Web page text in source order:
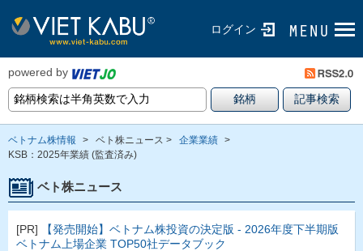
ログイン
powered by
ベトナム株情報 > ベト株ニュース > 企業業績 >
KSB：2025年業績 (監査済み)
ベト株ニュース
[PR]
【発売開始】ベトナム株投資の決定版 - 2026年度下半期版
ベトナム上場企業 TOP50社データブック